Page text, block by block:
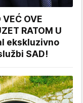
OVE
RATOM U
ekskluzivno
SAD!